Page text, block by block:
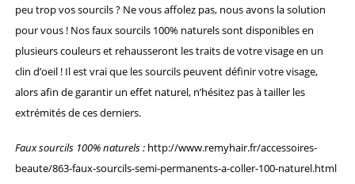
peu trop vos sourcils ? Ne vous affolez pas, nous avons la solution
pour vous ! Nos faux sourcils 100% naturels sont disponibles en
plusieurs couleurs et rehausseront les traits de votre visage en un
clin d’oeil ! Il est vrai que les sourcils peuvent définir votre visage,
alors afin de garantir un effet naturel, n’hésitez pas à tailler les
extrémités de ces derniers.
Faux sourcils 100% naturels : http://www.remyhair.fr/accessoires-
beaute/863-faux-sourcils-semi-permanents-a-coller-100-naturel.html